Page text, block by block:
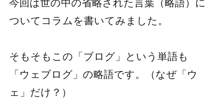
今回は世の中の省略された言葉（略語）に
ついてコラムを書いてみました。
そもそもこの「ブログ」という単語も
「ウェブログ」の略語です。（なぜ「ウ
ェ」だけ？）